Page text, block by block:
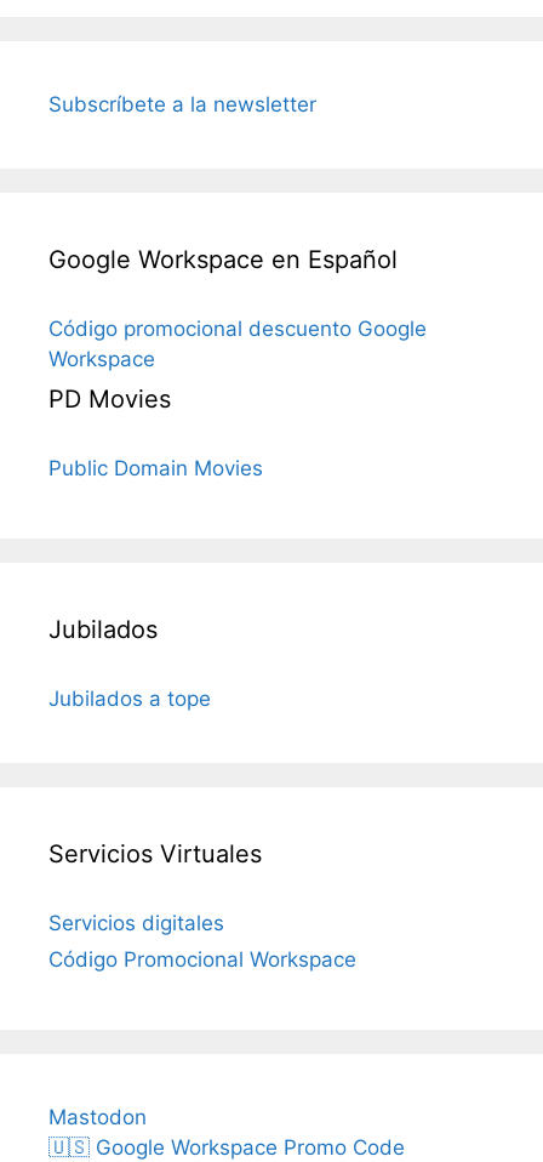
Subscríbete a la newsletter
Google Workspace en Español
Código promocional descuento Google
Workspace
PD Movies
Public Domain Movies
Jubilados
Jubilados a tope
Servicios Virtuales
Servicios digitales
Código Promocional Workspace
Mastodon
🇺🇸 Google Workspace Promo Code